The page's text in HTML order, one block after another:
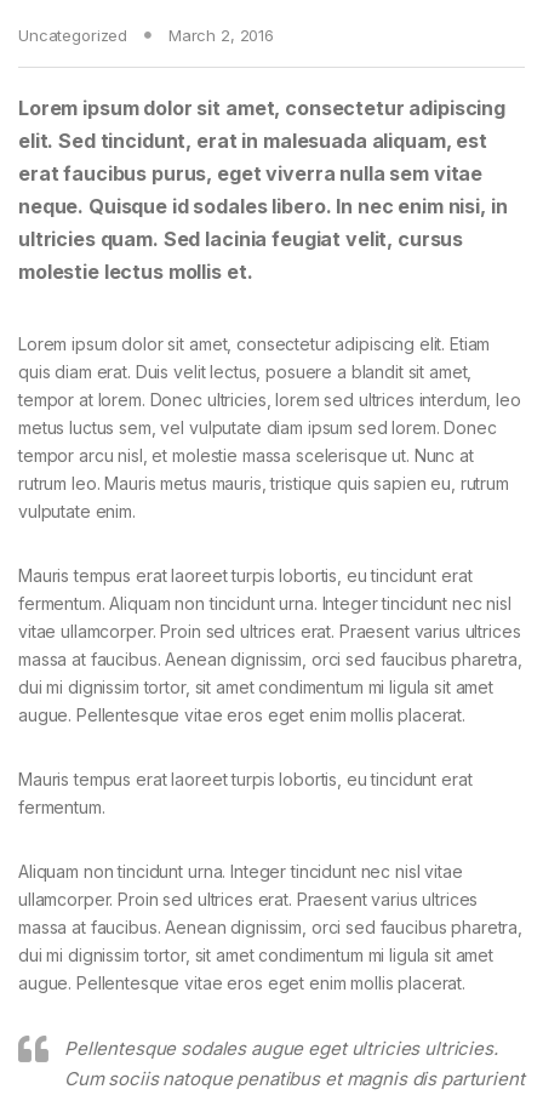
Uncategorized March 2, 2016
Lorem ipsum dolor sit amet, consectetur adipiscing
elit. Sed tincidunt, erat in malesuada aliquam, est
erat faucibus purus, eget viverra nulla sem vitae
neque. Quisque id sodales libero. In nec enim nisi, in
ultricies quam. Sed lacinia feugiat velit, cursus
molestie lectus mollis et.
Lorem ipsum dolor sit amet, consectetur adipiscing elit. Etiam
quis diam erat. Duis velit lectus, posuere a blandit sit amet,
tempor at lorem. Donec ultricies, lorem sed ultrices interdum, leo
metus luctus sem, vel vulputate diam ipsum sed lorem. Donec
tempor arcu nisl, et molestie massa scelerisque ut. Nunc at
rutrum leo. Mauris metus mauris, tristique quis sapien eu, rutrum
vulputate enim.
Mauris tempus erat laoreet turpis lobortis, eu tincidunt erat
fermentum. Aliquam non tincidunt urna. Integer tincidunt nec nisl
vitae ullamcorper. Proin sed ultrices erat. Praesent varius ultrices
massa at faucibus. Aenean dignissim, orci sed faucibus pharetra,
dui mi dignissim tortor, sit amet condimentum mi ligula sit amet
augue. Pellentesque vitae eros eget enim mollis placerat.
Mauris tempus erat laoreet turpis lobortis, eu tincidunt erat
fermentum.
Aliquam non tincidunt urna. Integer tincidunt nec nisl vitae
ullamcorper. Proin sed ultrices erat. Praesent varius ultrices
massa at faucibus. Aenean dignissim, orci sed faucibus pharetra,
dui mi dignissim tortor, sit amet condimentum mi ligula sit amet
augue. Pellentesque vitae eros eget enim mollis placerat.
Pellentesque sodales augue eget ultricies ultricies.
Cum sociis natoque penatibus et magnis dis parturient